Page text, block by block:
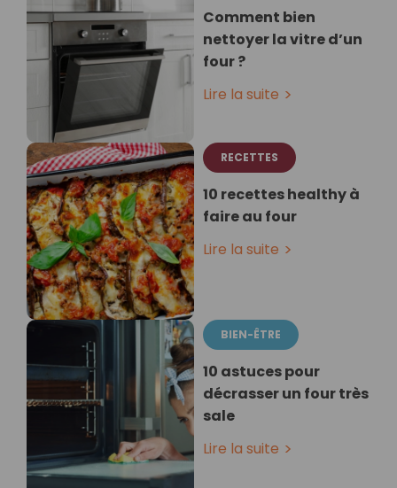
Comment bien
nettoyer la vitre d’un
four ?
Lire la suite
RECETTES
10 recettes healthy à
faire au four
Lire la suite
BIEN-ÊTRE
10 astuces pour
décrasser un four très
sale
Lire la suite